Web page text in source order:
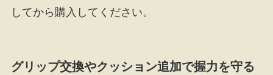
してから購入してください。
グリップ交換やクッション追加で握力を守る